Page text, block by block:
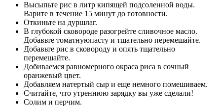
Высыпьте рис в литр кипящей подсоленной воды.
Варите в течение 15 минут до готовности.
Откиньте на дуршлаг.
В глубокой сковороде разогрейте сливочное масло.
Добавьте томатнуюпасту и тщательно перемешайте.
Добавьте рис в сковороду и опять тщательно
перемешайте.
Добиваемся равномерного окраса риса в сочный
оранжевый цвет.
Добавляем натертый сыр и еще немного помешиваем.
Считайте, что утреннюю зарядку вы уже сделали!
Солим и перчим.